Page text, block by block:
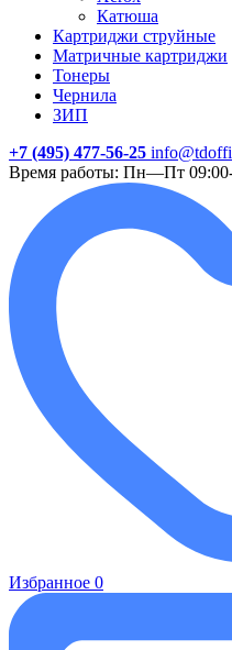
Катюша
Картриджи струйные
Матричные картриджи
Тонеры
Чернила
ЗИП
+7 (495) 477-56-25
Время работы: Пн—Пт
Избранное 0